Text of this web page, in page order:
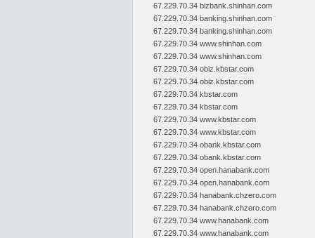
67.229.70.34 bizbank.shinhan.com
67.229.70.34 banking.shinhan.com
67.229.70.34 banking.shinhan.com
67.229.70.34 www.shinhan.com
67.229.70.34 www.shinhan.com
67.229.70.34 obiz.kbstar.com
67.229.70.34 obiz.kbstar.com
67.229.70.34 kbstar.com
67.229.70.34 kbstar.com
67.229.70.34 www.kbstar.com
67.229.70.34 www.kbstar.com
67.229.70.34 obank.kbstar.com
67.229.70.34 obank.kbstar.com
67.229.70.34 open.hanabank.com
67.229.70.34 open.hanabank.com
67.229.70.34 hanabank.chzero.com
67.229.70.34 hanabank.chzero.com
67.229.70.34 www.hanabank.com
67.229.70.34 www.hanabank.com